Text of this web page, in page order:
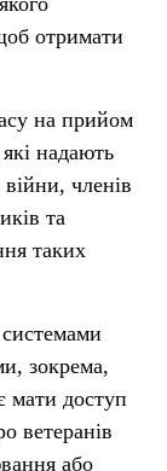
отримати
на прийом
надають
війни, членів
та
таких
зокрема,
мати доступ
ветеранів
або